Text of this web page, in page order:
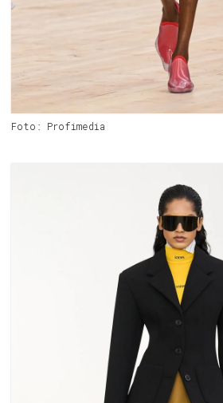
Foto: Profimedia